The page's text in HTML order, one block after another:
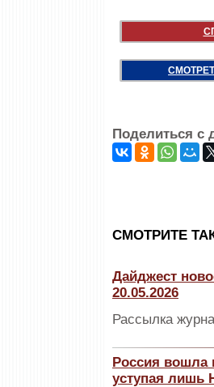
Поделиться с
CМОТРИТЕ
Дайджест
20.05.2026
Рассылка
Россия вошла
уступая лишь